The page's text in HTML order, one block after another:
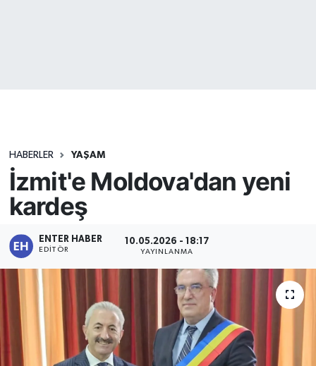
HABERLER YAŞAM
İzmit'e Moldova'dan yeni
kardeş
ENTER HABER
EDITÖR
10.05.2026 - 18:17
YAYINLANMA